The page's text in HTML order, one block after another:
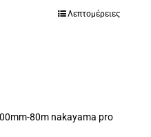
Λεπτομέρειες
80m nakayama pro